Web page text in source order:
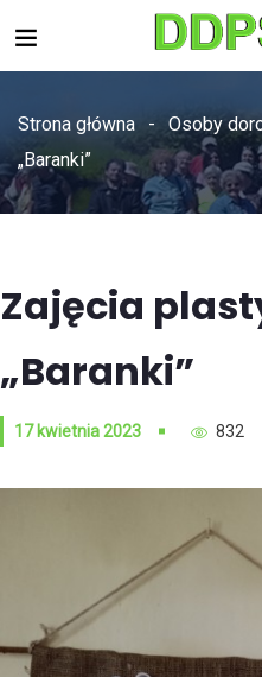
Strona główna Osoby
„Baranki”
Zajęcia
„Baranki”
17 kwietnia 2023 832